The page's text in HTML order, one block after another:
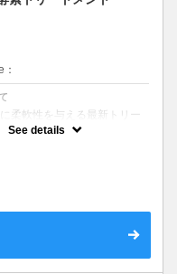
柔軟性を与える最新トリー
●長さ料金あり《こちらのク
お客様のみ》オリジナル酵素
See details